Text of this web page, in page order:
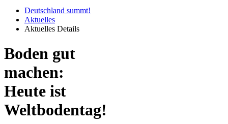
Deutschland summt!
Aktuelles
Aktuelles Details
Boden gut
machen:
Heute ist
Weltbodentag!